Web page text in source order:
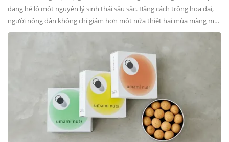
đang hé lộ một nguyên lý sinh thái sâu sắc. Bằng cách trồng hoa dại,
người nông dân không chỉ giảm hơn một nửa thiệt hại mùa màng mà
còn gợi mở một bài học bất ngờ về sự cân bằng của hệ vi sinh vật